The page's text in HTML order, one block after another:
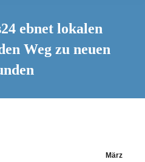
ebnet lokalen
Weg zu neuen
März